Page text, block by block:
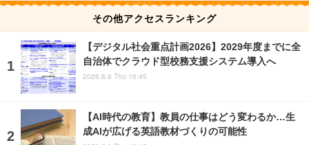
その他アクセスランキング
【デジタル社会重点計画2026】2029年度までに全
自治体でクラウド型校務支援システム導入へ
2026.8.6 Thu 16:45
【AI時代の教育】教員の仕事はどう変わるか…生
成AIが広げる英語教材づくりの可能性